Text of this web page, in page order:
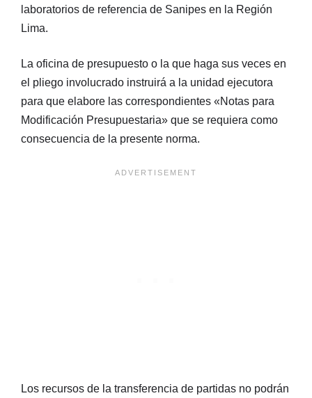
laboratorios de referencia de Sanipes en la Región
Lima.
La oficina de presupuesto o la que haga sus veces en
el pliego involucrado instruirá a la unidad ejecutora
para que elabore las correspondientes «Notas para
Modificación Presupuestaria» que se requiera como
consecuencia de la presente norma.
Los recursos de la transferencia de partidas no podrán